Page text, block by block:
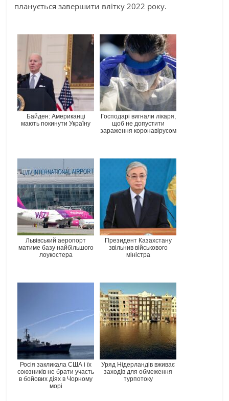
планується завершити влітку 2022 року.
Байден: Американці
мають покинути Україну
Господарі вигнали лікаря,
щоб не допустити
зараження коронавірусом
Львівський аеропорт
матиме базу найбільшого
лоукостера
Президент Казахстану
звільнив військового
міністра
Росія закликала США і їх
союзників не брати участь
в бойових діях в Чорному
морі
Уряд Нідерландів вживає
заходів для обмеження
турпотоку